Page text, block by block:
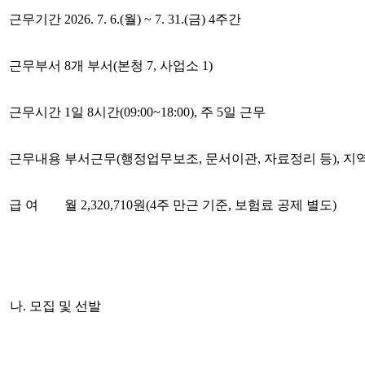
근무기간 2026. 7. 6.(월) ~ 7. 31.(금) 4주간
근무부서 8개 부서(본청 7, 사업소 1)
근무시간 1일 8시간(09:00~18:00), 주 5일 근무
근무내용 부서근무(행정업무보조, 문서이관, 자료정리 등), 지
급 여 월 2,320,710원(4주 만근 기준, 보험료 공제 별도)
나. 모집 및 선발